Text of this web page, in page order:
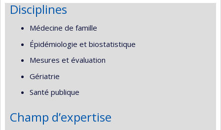
Disciplines
Médecine de famille
Épidémiologie et biostatistique
Mesures et évaluation
Gériatrie
Santé publique
Champ d’expertise